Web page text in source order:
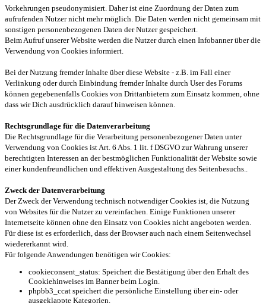
Vorkehrungen pseudonymisiert. Daher ist eine Zuordnung der Daten zum
aufrufenden Nutzer nicht mehr möglich. Die Daten werden nicht gemeinsam mit
sonstigen personenbezogenen Daten der Nutzer gespeichert.
Beim Aufruf unserer Website werden die Nutzer durch einen Infobanner über die
Verwendung von Cookies informiert.
Bei der Nutzung fremder Inhalte über diese Website - z.B. im Fall einer
Verlinkung oder durch Einbindung fremder Inhalte durch User des Forums
können gegebenenfalls Cookies von Drittanbietern zum Einsatz kommen, ohne
dass wir Dich ausdrücklich darauf hinweisen können.
Rechtsgrundlage für die Datenverarbeitung
Die Rechtsgrundlage für die Verarbeitung personenbezogener Daten unter
Verwendung von Cookies ist Art. 6 Abs. 1 lit. f DSGVO zur Wahrung unserer
berechtigten Interessen an der bestmöglichen Funktionalität der Website sowie
einer kundenfreundlichen und effektiven Ausgestaltung des Seitenbesuchs..
Zweck der Datenverarbeitung
Der Zweck der Verwendung technisch notwendiger Cookies ist, die Nutzung
von Websites für die Nutzer zu vereinfachen. Einige Funktionen unserer
Internetseite können ohne den Einsatz von Cookies nicht angeboten werden.
Für diese ist es erforderlich, dass der Browser auch nach einem Seitenwechsel
wiedererkannt wird.
Für folgende Anwendungen benötigen wir Cookies:
cookieconsent_status: Speichert die Bestätigung über den Erhalt des
Cookiehinweises im Banner beim Login.
phpbb3_ccat speichert die persönliche Einstellung über ein- oder
ausgeklappte Kategorien.